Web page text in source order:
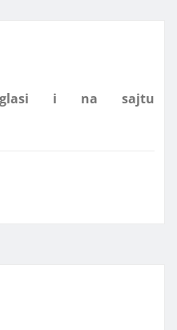
i na sajtu